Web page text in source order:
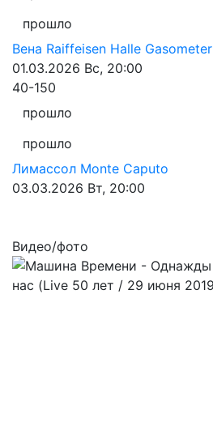
прошло
Вена Raiffeisen Halle Gasometer
01.03.2026 Вс, 20:00
40-150
прошло
прошло
Лимассол Monte Caputo
03.03.2026 Вт, 20:00
Видео/фото